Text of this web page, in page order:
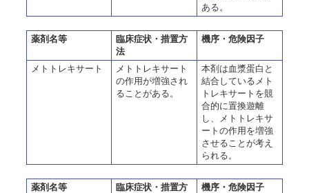
ある。
薬剤名等
臨床症状・措置方
法
機序・危険因子
メトトレキサート
メトトレキサート
の作用が増強され
ることがある。
本剤は血漿蛋白と
結合しているメト
トレキサートを競
合的に置換遊離
し、メトトレキサ
ートの作用を増強
させることが考え
られる。
薬剤名等
臨床症状・措置方
機序・危険因子